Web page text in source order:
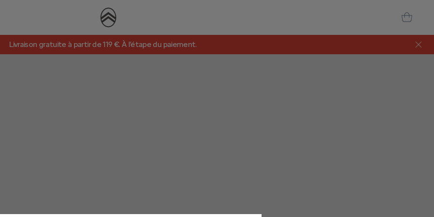
Livraison gratuite à partir de 119 €. À l’étape du paiement.